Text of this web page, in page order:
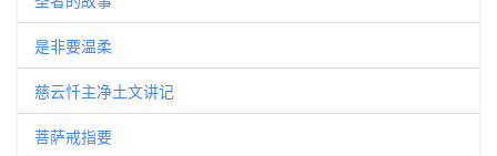
是非要温柔
慈云忏主净土文讲记
菩萨戒指要